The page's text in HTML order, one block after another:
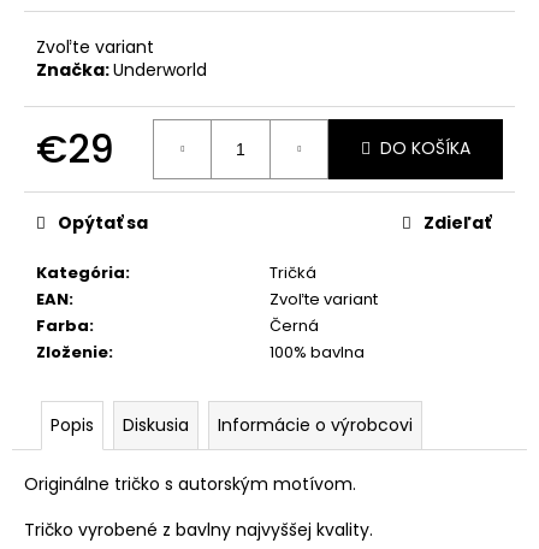
Zvoľte variant
Značka:Underworld
€29
cena:
DO KOŠÍKA
Kategória:
Tričká
EAN:
Zvoľte variant
Farba:
Černá
Zloženie: 100% bavlna
Opýtať sa Zdieľať
Popis Diskusia Informácie o výrobcovi
Originálne tričko s autorským motívom.
Tričko vyrobené z bavlny najvyššej kvality.